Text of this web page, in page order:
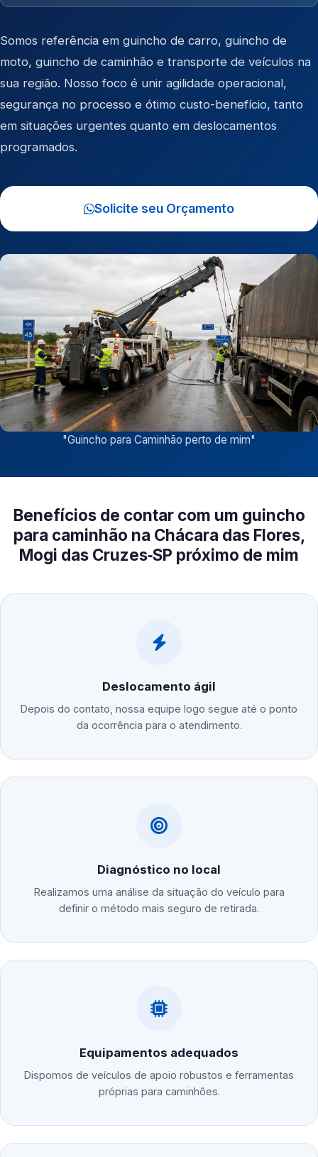
Somos referência em guincho de carro, guincho de
moto, guincho de caminhão e transporte de veículos na
sua região. Nosso foco é unir agilidade operacional,
segurança no processo e ótimo custo-benefício, tanto
em situações urgentes quanto em deslocamentos
programados.
Solicite seu Orçamento
"Guincho para Caminhão perto de mim"
Benefícios de contar com um guincho
para caminhão na Chácara das Flores,
Mogi das Cruzes‑SP próximo de mim
Deslocamento ágil
Depois do contato, nossa equipe logo segue até o ponto
da ocorrência para o atendimento.
Diagnóstico no local
Realizamos uma análise da situação do veículo para
definir o método mais seguro de retirada.
Equipamentos adequados
Dispomos de veículos de apoio robustos e ferramentas
próprias para caminhões.